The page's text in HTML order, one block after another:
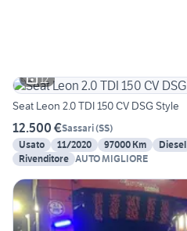
12
Seat Leon 2.0 TDI 150 CV DSG Style
12.500 €Sassari(SS)
Usato
11/2020 97000 Km Diesel
Rivenditore AUTO MIGLIORE